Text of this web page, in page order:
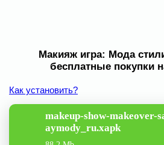
Макияж игра: Мода
бесплатные покупки
Как установить?
makeup-show-makeover-
aymody_ru.xapk